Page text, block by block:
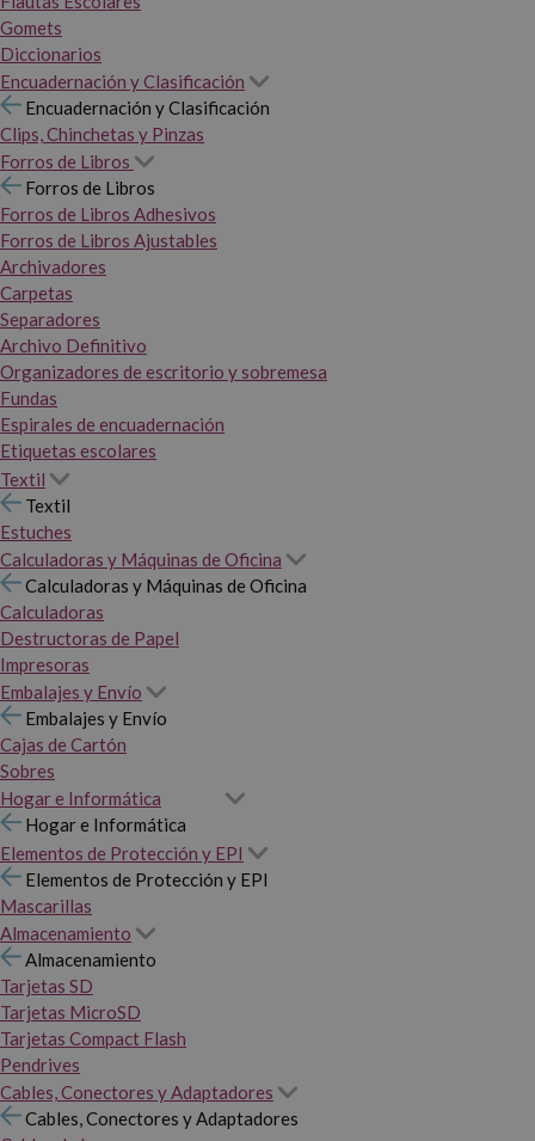
Gomets
Diccionarios
Encuadernación y Clasificación
Encuadernación y Clasificación
Clips, Chinchetas y Pinzas
Forros de Libros
Forros de Libros
Forros de Libros Adhesivos
Forros de Libros Ajustables
Archivadores
Carpetas
Separadores
Archivo Definitivo
Organizadores de escritorio y sobremesa
Fundas
Espirales de encuadernación
Etiquetas escolares
Textil
Textil
Estuches
Calculadoras y Máquinas de Oficina
Calculadoras y Máquinas de Oficina
Calculadoras
Destructoras de Papel
Impresoras
Embalajes y Envío
Embalajes y Envío
Cajas de Cartón
Sobres
Hogar e Informática
Hogar e Informática
Elementos de Protección y EPI
Elementos de Protección y EPI
Mascarillas
Almacenamiento
Almacenamiento
Tarjetas SD
Tarjetas MicroSD
Tarjetas Compact Flash
Pendrives
Cables, Conectores y Adaptadores
Cables, Conectores y Adaptadores